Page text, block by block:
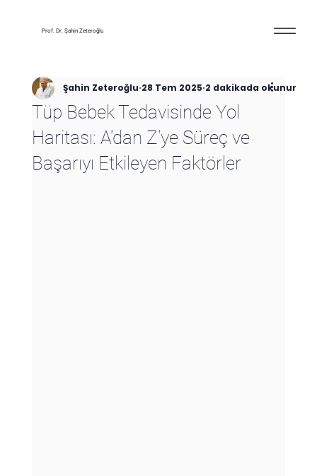
Prof. Dr. Şahin Zeteroğlu
Tüp Bebek Tedavisinde Yol
Haritası: A'dan Z'ye Süreç ve
Başarıyı Etkileyen Faktörler
Şahin Zeteroğlu 28 Tem 2025 2 dakikada okunur